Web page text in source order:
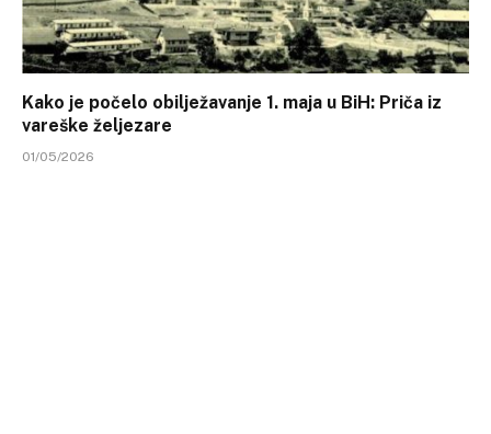
Kako je počelo obilježavanje 1. maja u BiH: Priča iz
vareške željezare
01/05/2026